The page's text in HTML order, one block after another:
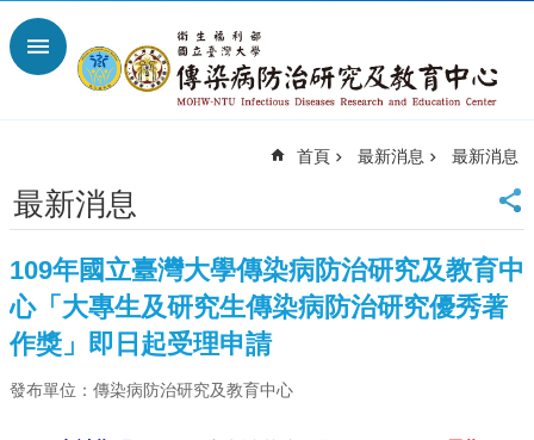
跳到主要內容區塊
進
首
頁
大
首
網
站
首頁 最新消息 最新消息
最新消息
109年國立臺灣大學傳染病防治研究及教育中
心「大專生及研究生傳染病防治研究優秀著
作獎」即日起受理申請
發布單位：傳染病防治研究及教育中心